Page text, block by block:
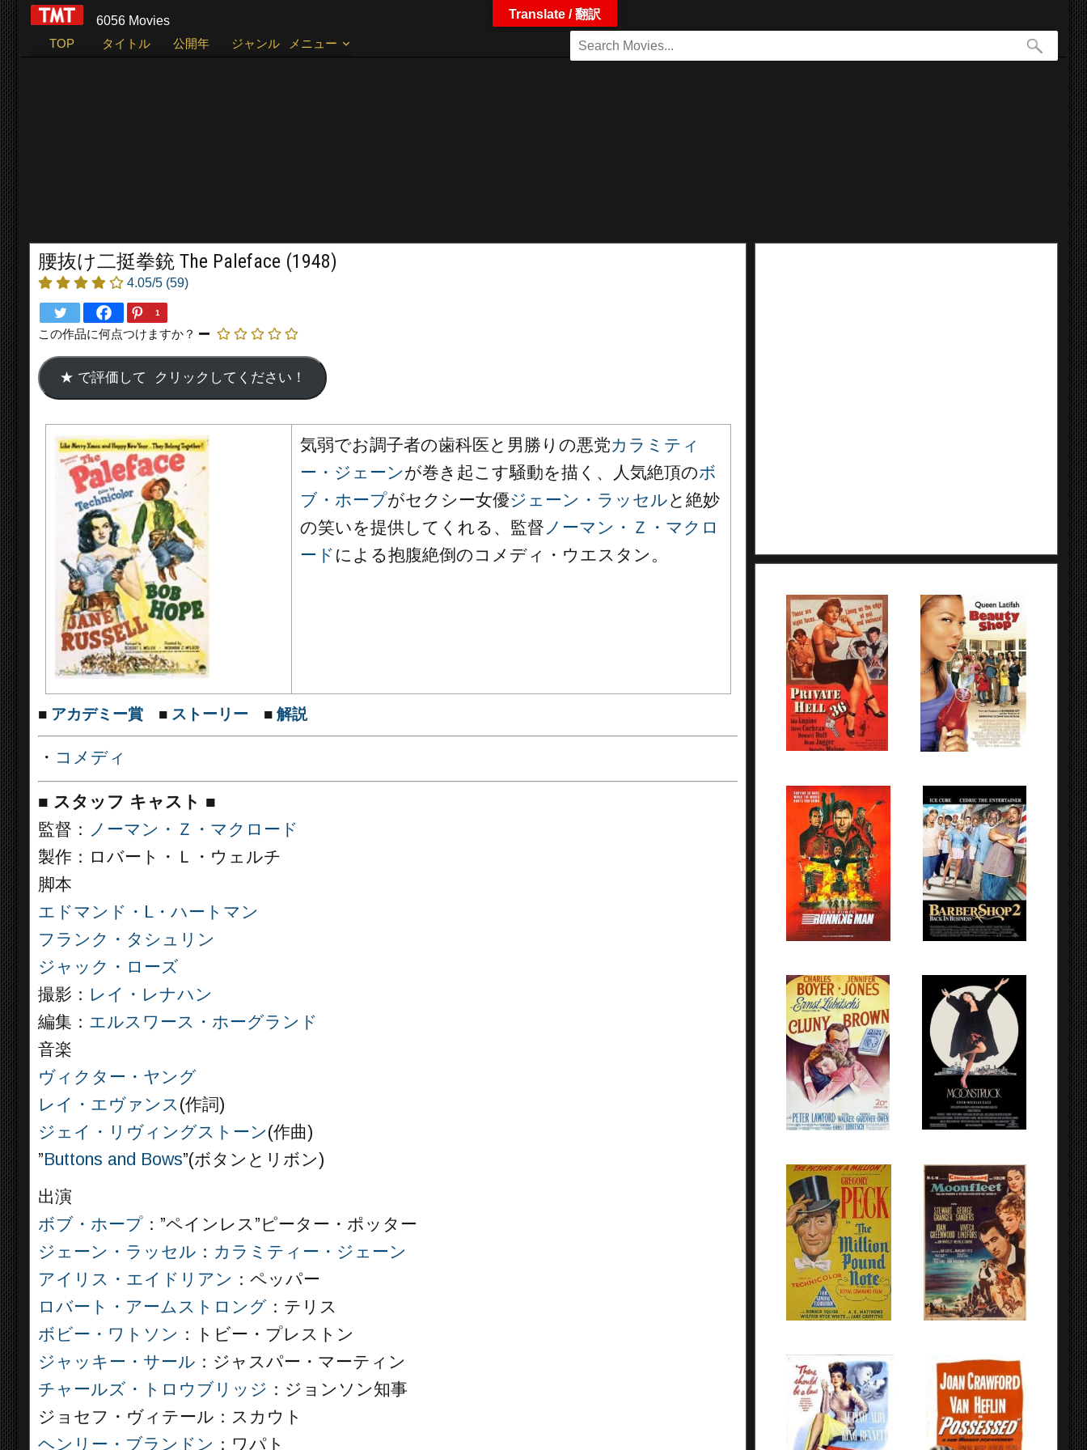
6056 Movies
TOP
タイトル 公開年 ジャンル メニュー
腰抜け二挺拳銃 The Paleface (1948)
4.05/5 (59)
1
この作品に何点つけますか？
気弱でお調子者の歯科医と男勝りの悪党カラミティ
ー・ジェーンが巻き起こす騒動を描く、人気絶頂のボ
ブ・ホープがセクシー女優ジェーン・ラッセルと絶妙
の笑いを提供してくれる、監督 ノーマン・Ｚ・マクロ
ード による抱腹絶倒のコメディ・ウエスタン。
■ アカデミー賞 ■ ストーリー ■ 解説
・ コメディ
■ スタッフ キャスト ■
監督： ノーマン・Ｚ・マクロード
製作：ロバート・Ｌ・ウェルチ
脚本
エドマンド・L・ハートマン
フランク・タシュリン
ジャック・ローズ
撮影： レイ・レナハン
編集： エルスワース・ホーグランド
音楽
ヴィクター・ヤング
レイ・エヴァンス(作詞)
ジェイ・リヴィングストーン(作曲)
”Buttons and Bows”(ボタンとリボン)
出演
ボブ・ホープ ：”ペインレス”ピーター・ポッター
ジェーン・ラッセル ： カラミティー・ジェーン
アイリス・エイドリアン ：ペッパー
ロバート・アームストロング ：テリス
ボビー・ワトソン ：トビー・プレストン
ジャッキー・サール ：ジャスパー・マーティン
チャールズ・トロウブリッジ ：ジョンソン知事
ジョセフ・ヴィテール：スカウト
ヘンリー・ブランドン ：ワパト
Translate / 翻訳